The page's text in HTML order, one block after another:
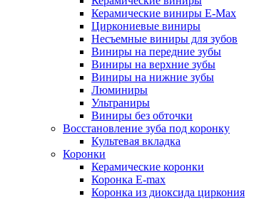
Керамические виниры E-Max
Циркониевые виниры
Несъемные виниры для зубов
Виниры на передние зубы
Виниры на верхние зубы
Виниры на нижние зубы
Люминиры
Ультраниры
Виниры без обточки
Восстановление зуба под коронку
Культевая вкладка
Коронки
Керамические коронки
Коронка Е-max
Коронка из диоксида циркония